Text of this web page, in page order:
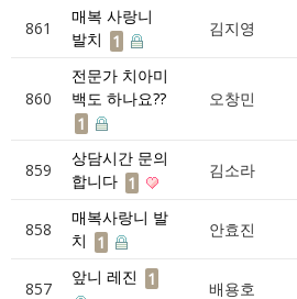
861
매복 사랑니
발치
1
김지영
860
전문가 치아미
백도 하나요??
1
오창민
859
상담시간 문의
합니다 1
김소라
858
매복사랑니 발
치
1
안효진
857
앞니 레진 1 배용호